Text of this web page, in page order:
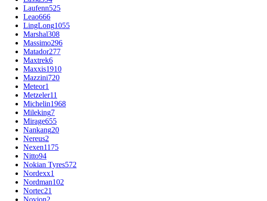
Laufenn525
Leao666
LingLong1055
Marshal308
Massimo296
Matador277
Maxtrek6
Maxxis1910
Mazzini720
Meteor1
Metzeler11
Michelin1968
Mileking7
Mirage655
Nankang20
Nereus2
Nexen1175
Nitto94
Nokian Tyres572
Nordexx1
Nordman102
Nortec21
Novion2